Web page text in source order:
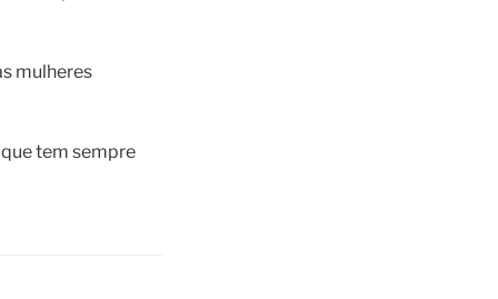
mulheres
tem sempre